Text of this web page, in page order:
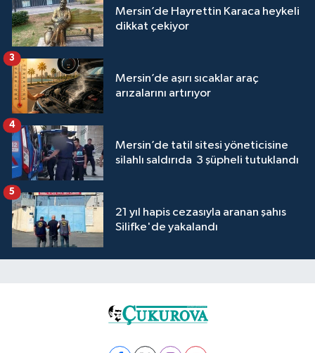
Mersin’de Hayrettin Karaca heykeli
dikkat çekiyor
Mersin’de aşırı sıcaklar araç
arızalarını artırıyor
3
Mersin’de tatil sitesi yöneticisine
silahlı saldırıda 3 şüpheli tutuklandı
4
21 yıl hapis cezasıyla aranan şahıs
Silifke'de yakalandı
5